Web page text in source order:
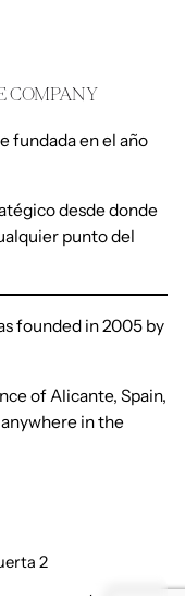
COMPANY
fundada en el año
desde donde
punto del
founded in 2005 by
of Alicante, Spain,
in the
2